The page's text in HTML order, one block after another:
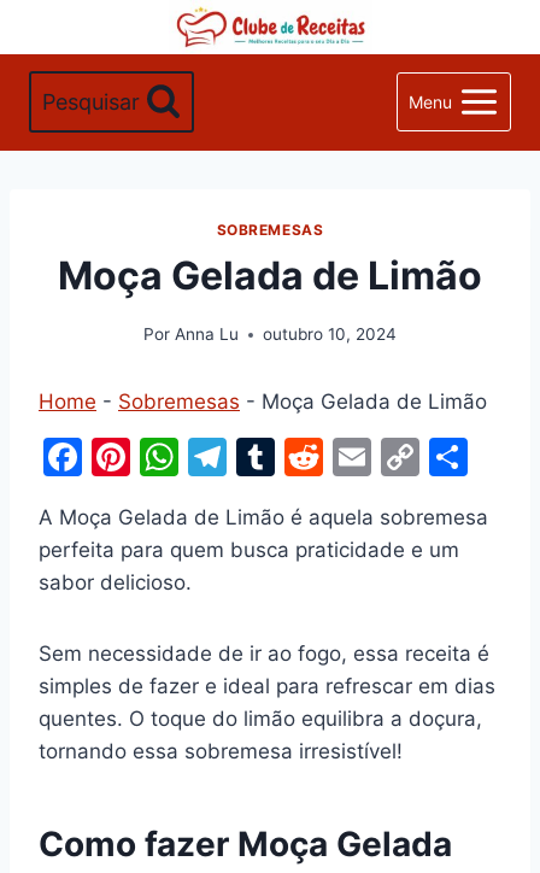
Conteúdo
Pesquisar Menu
SOBREMESAS
Moça Gelada de Limão
Por Anna Lu outubro 10, 2024
Home - Sobremesas - Moça Gelada de Limão
F
c
e
o
o
k
Pi
er
e
W
at
s
p
p
T
e
gr
m
T
m
bl
R
d
di
E
ai
l
C
p
y
n
k
ar
A Moça Gelada de Limão é aquela sobremesa
perfeita para quem busca praticidade e um
sabor delicioso.
Sem necessidade de ir ao fogo, essa receita é
simples de fazer e ideal para refrescar em dias
quentes. O toque do limão equilibra a doçura,
tornando essa sobremesa irresistível!
Como fazer Moça Gelada